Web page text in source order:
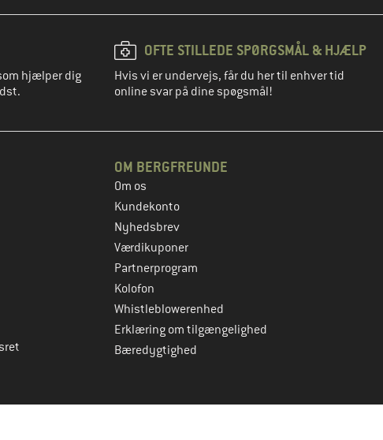
hjælper dig
OFTE STILLEDE SPØRGSMÅL & HJÆLP
Hvis vi er undervejs, får du her til enhver tid
online svar på dine spøgsmål!
OM BERGFREUNDE
Om os
Kundekonto
Nyhedsbrev
Værdikuponer
Partnerprogram
Kolofon
Whistleblowerenhed
Erklæring om tilgængelighed
Bæredygtighed